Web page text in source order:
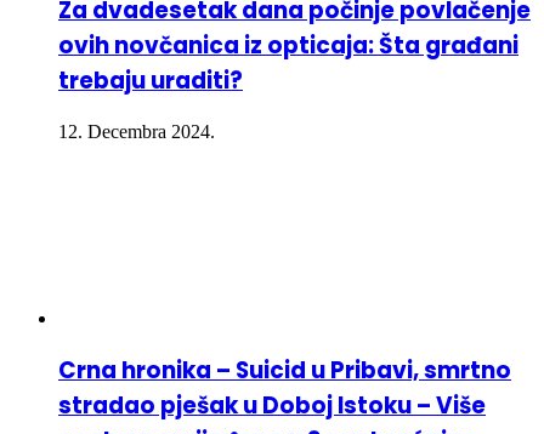
Za dvadesetak dana počinje povlačenje
ovih novčanica iz opticaja: Šta građani
trebaju uraditi?
12. Decembra 2024.
Crna hronika – Suicid u Pribavi, smrtno
stradao pješak u Doboj Istoku – Više